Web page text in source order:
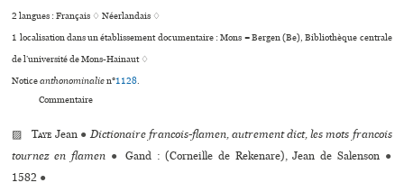
2 langues :Français ♢Néerlandais ♢
1 localisation dans un établissement documentaire : Mons = Bergen (Be), Bibliothèque cen­trale
de l’uni­ver­sité de Mons-Hainaut ♢
Noticeanthonominalien°1128.
Commentaire
▨Taye Jean ● Dictionaire francois-flamen, autrement dict, les mots francois
tournez en flamen ● Gand : (Corneille de Rekenare), Jean de Salenson ●
1582 ●